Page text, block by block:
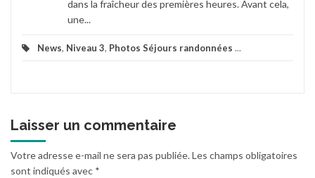
dans la fraîcheur des premières heures. Avant cela,
une...
News, Niveau 3, Photos Séjours randonnées ...
Laisser un commentaire
Votre adresse e-mail ne sera pas publiée.Les champs obligatoires
sont indiqués avec *